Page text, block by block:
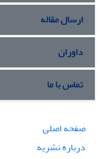
ارسال مقاله
داوران
تماس با ما
صفحه اصلی
درباره نشریه